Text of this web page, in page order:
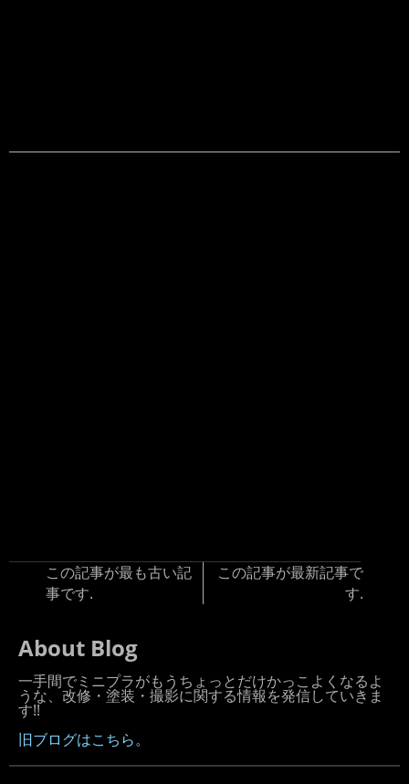
この記事が最も古い記
事です.
この記事が最新記事で
す.
About Blog
一手間でミニプラがもうちょっとだけかっこよくなるよ
うな、改修・塗装・撮影に関する情報を発信していきま
す!!
旧ブログはこちら。